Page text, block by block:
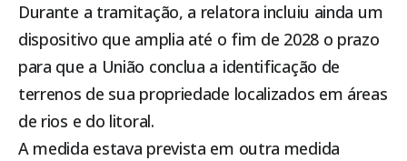
Durante a tramitação, a relatora incluiu ainda um
dispositivo que amplia até o fim de 2028 o prazo
para que a União conclua a identificação de
terrenos de sua propriedade localizados em áreas
de rios e do litoral.
A medida estava prevista em outra medida